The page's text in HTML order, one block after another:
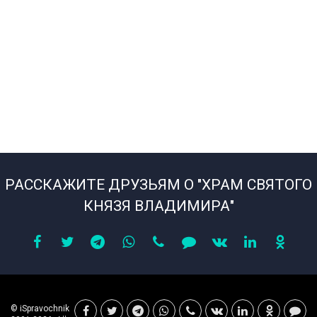
РАССКАЖИТЕ ДРУЗЬЯМ О "ХРАМ СВЯТОГО
КНЯЗЯ ВЛАДИМИРА"
© iSpravochnik